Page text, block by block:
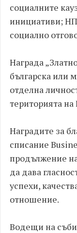
социалните
инициативи;
социално
Награда
българска или
отделна
територията на
Наградите за
списание
продължение
да дава
успехи,
отношение.
Водещи на